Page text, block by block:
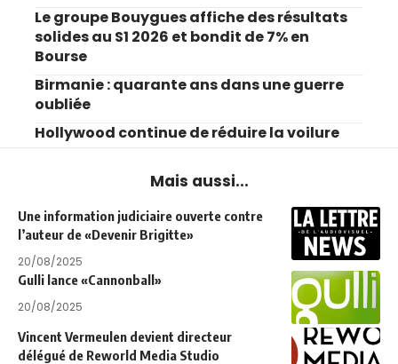
Le groupe Bouygues affiche des résultats
solides au S1 2026 et bondit de 7% en
Bourse
Birmanie : quarante ans dans une guerre
oubliée
Hollywood continue de réduire la voilure
Mais aussi...
Une information judiciaire ouverte contre
l’auteur de «Devenir Brigitte»
20/08/2025
Gulli lance «Cannonball»
20/08/2025
Vincent Vermeulen devient directeur
délégué de Reworld Media Studio